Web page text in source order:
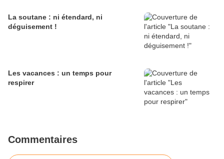
La soutane : ni étendard, ni
déguisement !
Les vacances : un temps pour
respirer
Commentaires